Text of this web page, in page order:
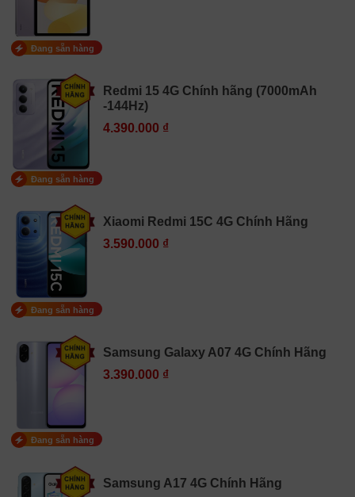
Đang sẵn hàng
Redmi 15 4G Chính hãng (7000mAh
-144Hz)
4.390.000 ₫
Đang sẵn hàng
Xiaomi Redmi 15C 4G Chính Hãng
3.590.000 ₫
Đang sẵn hàng
Samsung Galaxy A07 4G Chính Hãng
3.390.000 ₫
Đang sẵn hàng
Samsung A17 4G Chính Hãng